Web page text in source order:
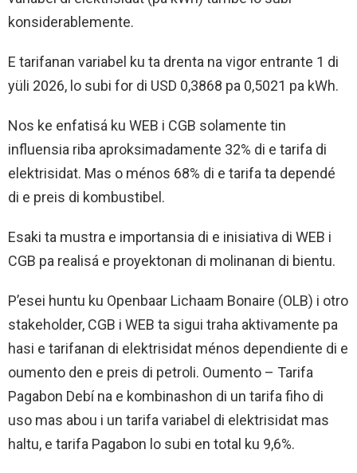
konsiderablemente.
E tarifanan variabel ku ta drenta na vigor entrante 1 di
yüli 2026, lo subi for di USD 0,3868 pa 0,5021 pa kWh.
Nos ke enfatisá ku WEB i CGB solamente tin
influensia riba aproksimadamente 32% di e tarifa di
elektrisidat. Mas o ménos 68% di e tarifa ta dependé
di e preis di kombustibel.
Esaki ta mustra e importansia di e inisiativa di WEB i
CGB pa realisá e proyektonan di molinanan di bientu.
P’esei huntu ku Openbaar Lichaam Bonaire (OLB) i otro
stakeholder, CGB i WEB ta sigui traha aktivamente pa
hasi e tarifanan di elektrisidat ménos dependiente di e
oumento den e preis di petroli. Oumento – Tarifa
Pagabon Debí na e kombinashon di un tarifa fiho di
uso mas abou i un tarifa variabel di elektrisidat mas
haltu, e tarifa Pagabon lo subi en total ku 9,6%.